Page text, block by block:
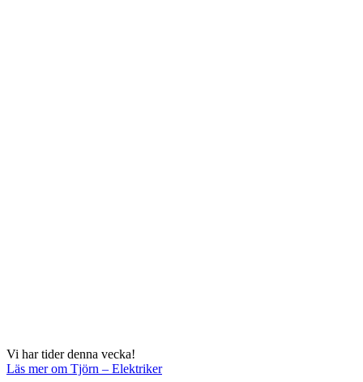
Vi har tider denna vecka!
Läs merom Tjörn – Elektriker